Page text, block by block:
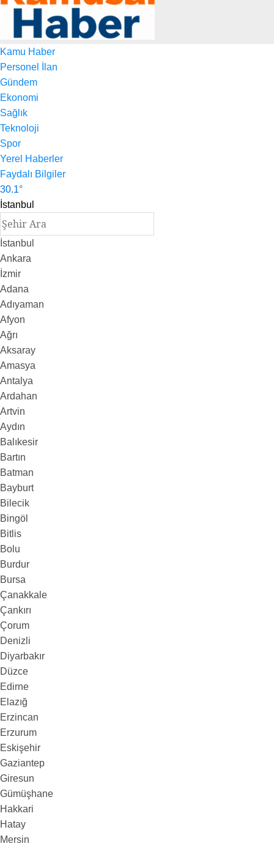
Kamu Haber
Personel İlan
Gündem
Ekonomi
Sağlık
Teknoloji
Spor
Yerel Haberler
Faydalı Bilgiler
30.1°
İstanbul
İstanbul
Ankara
İzmir
Adana
Adıyaman
Afyon
Ağrı
Aksaray
Amasya
Antalya
Ardahan
Artvin
Aydın
Balıkesir
Bartın
Batman
Bayburt
Bilecik
Bingöl
Bitlis
Bolu
Burdur
Bursa
Çanakkale
Çankırı
Çorum
Denizli
Diyarbakır
Düzce
Edirne
Elazığ
Erzincan
Erzurum
Eskişehir
Gaziantep
Giresun
Gümüşhane
Hakkari
Hatay
Mersin